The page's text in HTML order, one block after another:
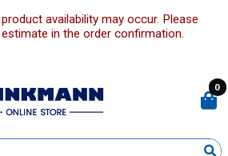
availability may occur. Please
in the order confirmation.
0